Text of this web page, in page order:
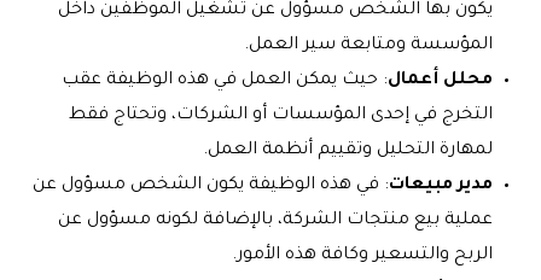
يكون بها الشخص مسؤول عن تشغيل الموظفين داخل
المؤسسة ومتابعة سير العمل.
محلل أعمال: حيث يمكن العمل في هذه الوظيفة عقب
التخرج في إحدى المؤسسات أو الشركات، وتحتاج فقط
لمهارة التحليل وتقييم أنظمة العمل.
مدير مبيعات: في هذه الوظيفة يكون الشخص مسؤول عن
عملية بيع منتجات الشركة، بالإضافة لكونه مسؤول عن
الربح والتسعير وكافة هذه الأمور.